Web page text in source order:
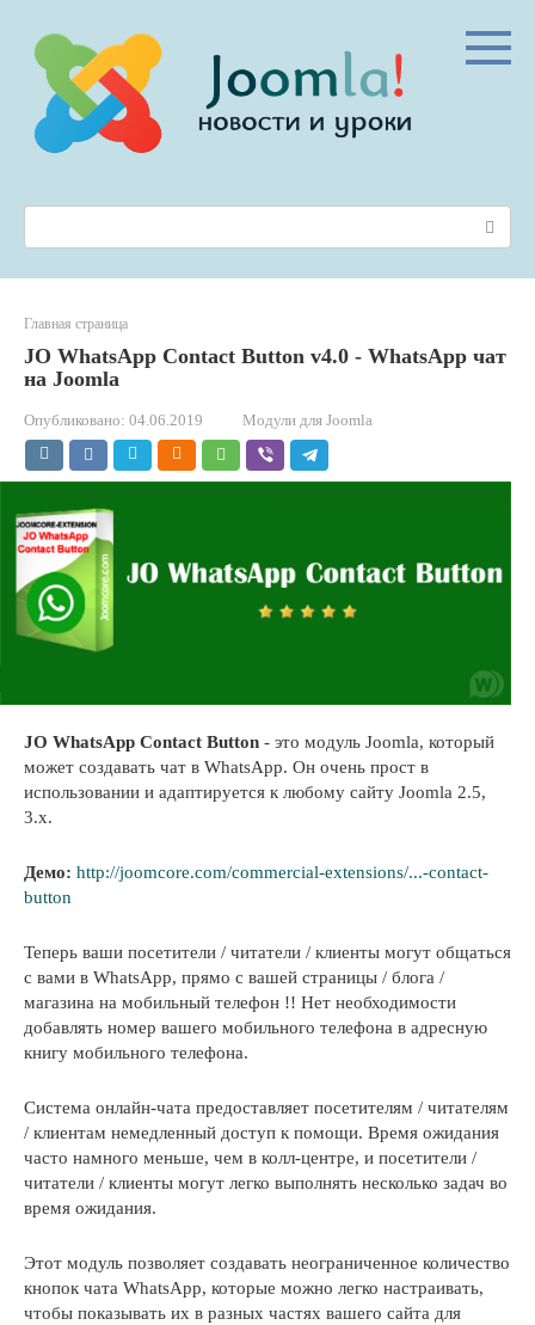
контенту
Главная страница
JO WhatsApp Contact Button v4.0 - WhatsApp чат
на Joomla
Опубликовано: 04.06.2019 Модули для Joomla
JO WhatsApp Contact Button - это модуль Joomla, который
может создавать чат в WhatsApp. Он очень прост в
использовании и адаптируется к любому сайту Joomla 2.5,
3.x.
Демо: http://joomcore.com/commercial-extensions/...-contact-
button
Теперь ваши посетители / читатели / клиенты могут общаться
с вами в WhatsApp, прямо с вашей страницы / блога /
магазина на мобильный телефон !! Нет необходимости
добавлять номер вашего мобильного телефона в адресную
книгу мобильного телефона.
Система онлайн-чата предоставляет посетителям / читателям
/ клиентам немедленный доступ к помощи. Время ожидания
часто намного меньше, чем в колл-центре, и посетители /
читатели / клиенты могут легко выполнять несколько задач во
время ожидания.
Этот модуль позволяет создавать неограниченное количество
кнопок чата WhatsApp, которые можно легко настраивать,
чтобы показывать их в разных частях вашего сайта для